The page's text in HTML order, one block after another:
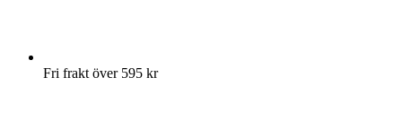
Fri frakt över 595 kr